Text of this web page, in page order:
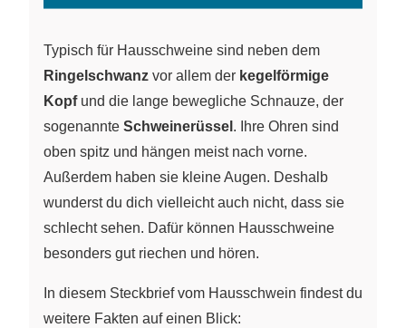
Typisch für Hausschweine sind neben dem
Ringelschwanz vor allem der kegelförmige
Kopf und die lange bewegliche Schnauze, der
sogenannte Schweinerüssel . Ihre Ohren sind
oben spitz und hängen meist nach vorne.
Außerdem haben sie kleine Augen. Deshalb
wunderst du dich vielleicht auch nicht, dass sie
schlecht sehen. Dafür können Hausschweine
besonders gut riechen und hören.
In diesem Steckbrief vom Hausschwein findest du
weitere Fakten auf einen Blick: